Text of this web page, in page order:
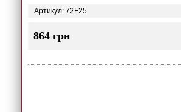
Артикул: 72F25
864 грн